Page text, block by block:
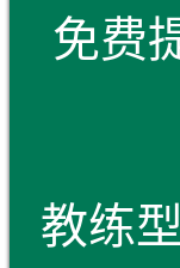
免费
教练